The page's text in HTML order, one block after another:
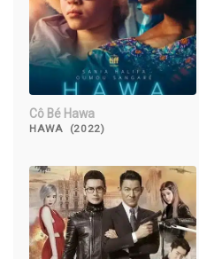
Cô Bé Hawa
HAWA (2022)